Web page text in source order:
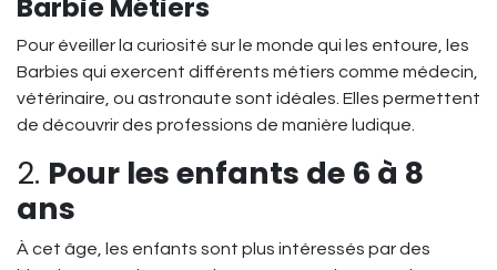
Barbie Métiers
Pour éveiller la curiosité sur le monde qui les entoure, les
Barbies qui exercent différents métiers comme médecin,
vétérinaire, ou astronaute sont idéales. Elles permettent
de découvrir des professions de manière ludique.
2. Pour les enfants de 6 à 8
ans
À cet âge, les enfants sont plus intéressés par des